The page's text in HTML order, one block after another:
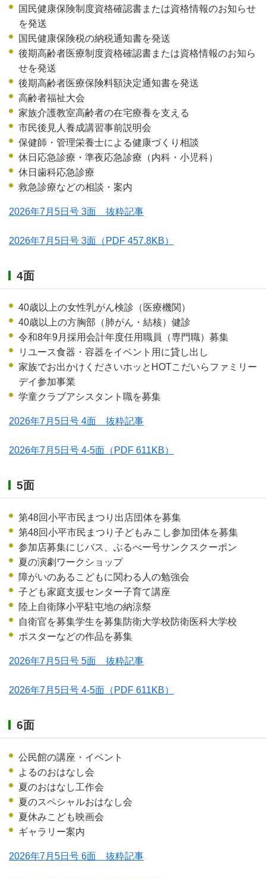
国民健康保険制度資格確認書または資格情報のお知らせ
を発送
国民健康保険税の納税通知書を発送
後期高齢者医療制度資格確認書または資格情報のお知ら
せを発送
後期高齢者医療保険料額決定通知書を発送
高齢者福祉大会
家族介護教室高齢者の在宅療養を支える
市民後見人養成講習事前説明会
保健師・管理栄養士による健康づくり相談
休日応急診療・準夜応急診療（内科・小児科）
休日歯科応急診療
救急診療などの相談・案内
2026年7月5日号 3面 抜粋記事
2026年7月5日号 3面 （PDF 457.8KB）
4面
40歳以上の女性乳がん検診（医療機関）
40歳以上の方胸部（肺がん・結核）健診
令和8年9月採用会計年度任用職員（専門職）募集
リユース食器・容器をイベント用に貸し出し
家族でお出かけくださいホッとHOTこだいらファミリー
デイ参加事業
学童クラブアシスタント職を募集
2026年7月5日号 4面 抜粋記事
2026年7月5日号 4-5面 （PDF 611KB）
5面
第48回小平市民まつり出店団体を募集
第48回小平市民まつり子どもみこし参加団体を募集
参加店募集にじバス、ぶるべー号サンクスクーポン
夏の演劇ワークショップ
障がいのあるこどもに関わる人の勉強会
子ども家庭支援センター子育て講座
陸上自衛隊小平駐屯地の納涼祭
自衛官を募集学生を募集防衛大学校防衛医科大学校
ポスターなどの作品を募集
2026年7月5日号 5面 抜粋記事
2026年7月5日号 4-5面 （PDF 611KB）
6面
公民館の講座・イベント
よるのおはなし会
夏のおはなし工作会
夏のスペシャルおはなし会
夏休みこども映画会
ギャラリー案内
2026年7月5日号 6面 抜粋記事